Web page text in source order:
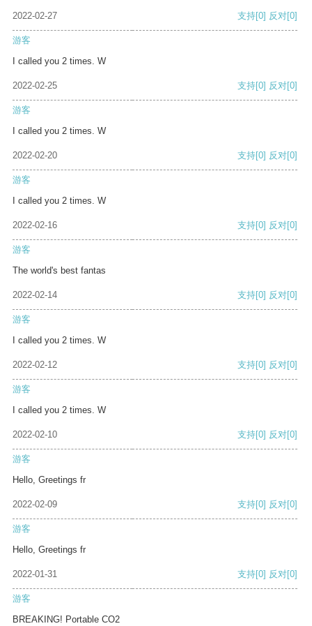
2022-02-27 支持[0] 反对[0]
游客
I called you 2 times. W
2022-02-25 支持[0] 反对[0]
游客
I called you 2 times. W
2022-02-20 支持[0] 反对[0]
游客
I called you 2 times. W
2022-02-16 支持[0] 反对[0]
游客
The world's best fantas
2022-02-14 支持[0] 反对[0]
游客
I called you 2 times. W
2022-02-12 支持[0] 反对[0]
游客
I called you 2 times. W
2022-02-10 支持[0] 反对[0]
游客
Hello, Greetings fr
2022-02-09 支持[0] 反对[0]
游客
Hello, Greetings fr
2022-01-31 支持[0] 反对[0]
游客
BREAKING! Portable CO2